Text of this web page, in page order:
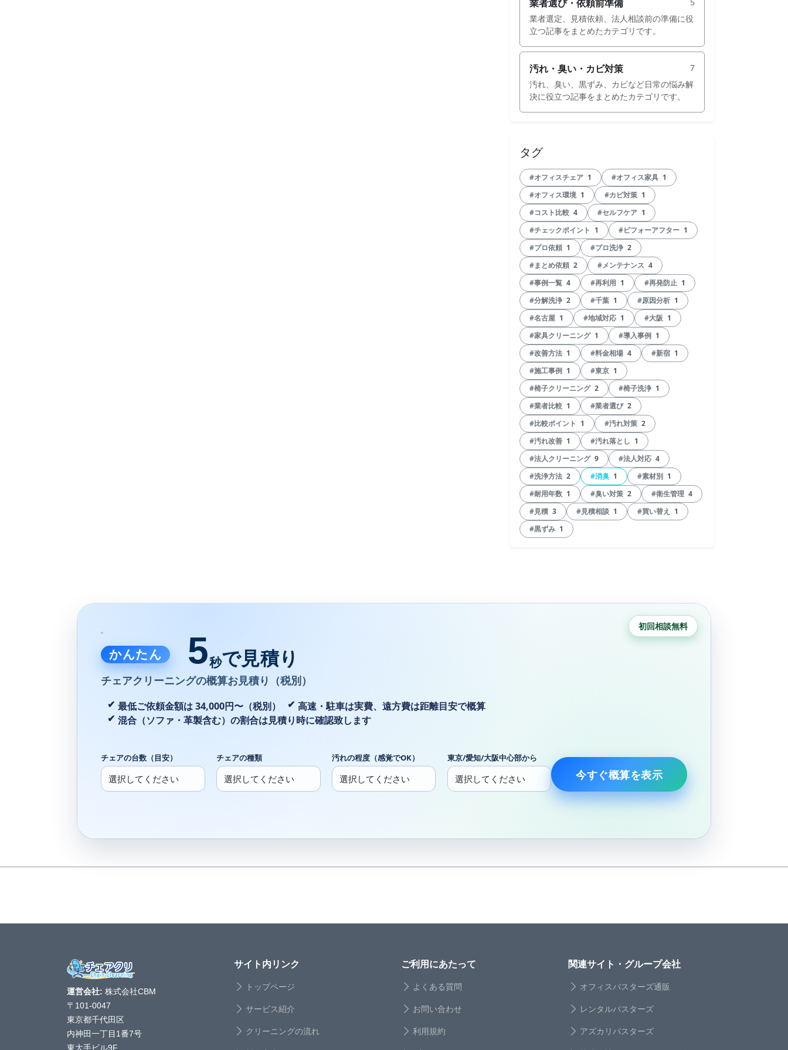
業者選び・依頼前準備
業者選定、見積依頼、法人相談前の準備に役
立つ記事をまとめたカテゴリです。
汚れ・臭い・カビ対策
7
汚れ、臭い、黒ずみ、カビなど日常の悩み解
決に役立つ記事をまとめたカテゴリです。
タグ
#オフィスチェア 1 #オフィス家具 1
#オフィス環境 1 #カビ対策 1
#コスト比較 4 #セルフケア 1
#チェックポイント 1 #ビフォーアフター 1
#プロ依頼 1 #プロ洗浄 2
#まとめ依頼 2 #メンテナンス 4
#事例一覧 4 #再利用 1 #再発防止 1
#分解洗浄 2 #千葉 1 #原因分析 1
#名古屋 1 #地域対応 1 #大阪 1
#家具クリーニング 1 #導入事例 1
#改善方法 1 #料金相場 4 #新宿 1
#施工事例 1 #東京 1
#椅子クリーニング 2 #椅子洗浄 1
#業者比較 1 #業者選び 2
#比較ポイント 1 #汚れ対策 2
#汚れ改善 1 #汚れ落とし 1
#法人クリーニング 9 #法人対応 4
#洗浄方法 2 #消臭 1 #素材別 1
#耐用年数 1 #臭い対策 2 #衛生管理 4
#見積 3 #見積相談 1 #買い替え
1
#黒ずみ 1
初回相談無料
かんたん 5秒で見積り
チェアクリーニングの概算お見積り（税別）
最低ご依頼金額は 34,000円〜（税別）
高速・駐車は実費、遠方費は距離目安で概算
混合（ソファ・革製含む）の割合は見積り時に確認致します
チェアの台数（目安） チェアの種類 汚れの程度（感覚でOK） 東京/愛知/大阪中心部から
今すぐ概算を表示
運営会社: 株式会社CBM
〒101-0047
東京都千代田区
内神田一丁目1番7号
東大手ビル9F
サイト内リンク
トップページ
サービス紹介
クリーニングの流れ
ご利用にあたって
よくある質問
お問い合わせ
利用規約
関連サイト・グループ会社
オフィスバスターズ通販
レンタルバスターズ
アズカリバスターズ